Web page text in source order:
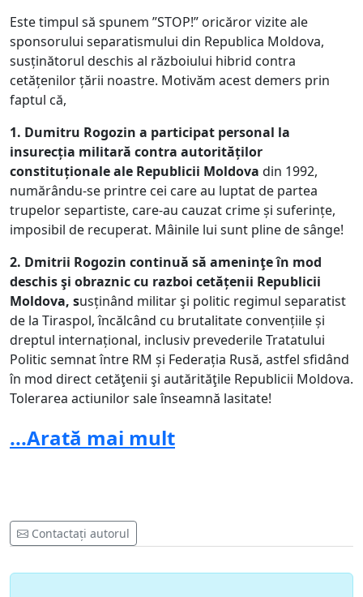
Este timpul să spunem ”STOP!” oricăror vizite ale
sponsorului separatismului din Republica Moldova,
susținătorul deschis al războiului hibrid contra
cetățenilor țării noastre. Motivăm acest demers prin
faptul că,
1. Dumitru Rogozin a participat personal la
insurecția militară contra autorităților
constituționale ale Republicii Moldova din 1992,
numărându-se printre cei care au luptat de partea
trupelor separtiste, care-au cauzat crime și suferințe,
imposibil de recuperat. Mâinile lui sunt pline de sânge!
2. Dmitrii Rogozin continuă să ameninţe în mod
deschis şi obraznic cu razboi cetățenii Republicii
Moldova, susținând militar şi politic regimul separatist
de la Tiraspol, încălcând cu brutalitate convențiile și
dreptul internațional, inclusiv prevederile Tratatului
Politic semnat între RM și Federația Rusă, astfel sfidând
în mod direct cetăţenii şi autărităţile Republicii Moldova.
Tolerarea acțiunilor sale înseamnă lașitate!
3. În repetate rânduri, Dumitru Rogozin a pus la
îndoială suveranitatea şi integritatea teritorială a
moldoveni. Este timpul să-i închidem ușa în nas!
la sancţiunile internaţionale în privinţa lui Dumitru
...Arată mai mult
Contactați autorul